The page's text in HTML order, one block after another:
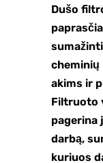
Dušo
cheminių
akims ir
Filtruoto
pagerina
darbą,
kuriuos